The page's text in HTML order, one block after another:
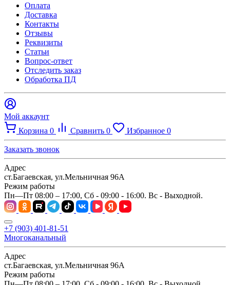
Оплата
Доставка
Контакты
Отзывы
Реквизиты
Статьи
Вопрос-ответ
Отследить заказ
Обработка ПД
Мой аккаунт
Корзина 0 Сравнить 0 Избранное 0
Заказать звонок
Адрес
ст.Багаевская, ул.Мельничная 96А
Режим работы
Пн—Пт 08:00 – 17:00, Сб - 09:00 - 16:00. Вс - Выходной.
+7 (903) 401-81-51
Многоканальный
Адрес
ст.Багаевская, ул.Мельничная 96А
Режим работы